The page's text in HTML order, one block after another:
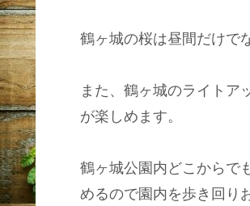
鶴ヶ城の桜は昼間だけで
また、鶴ヶ城のライトア
が楽しめます。
鶴ヶ城公園内どこからで
めるので園内を歩き回り